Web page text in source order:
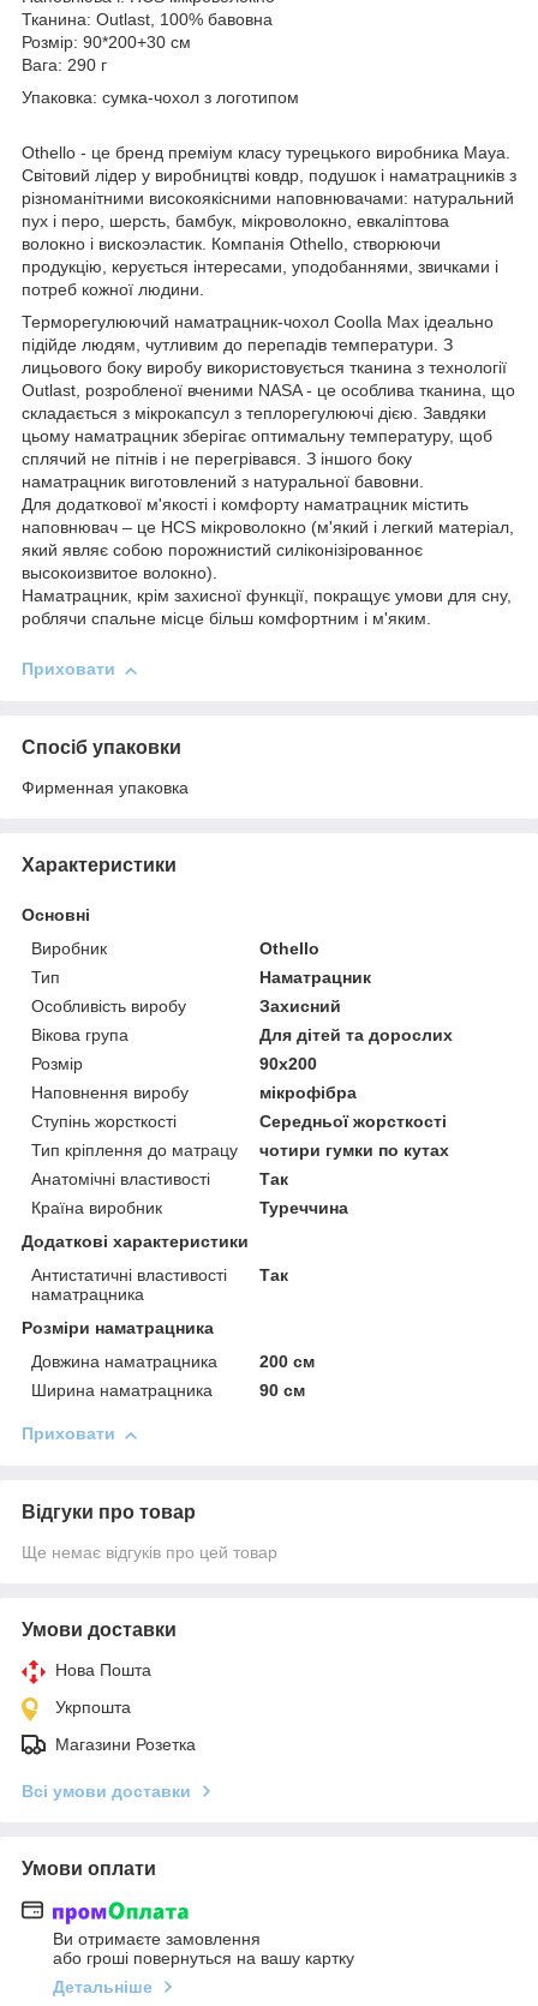
Тканина: Outlast, 100% бавовна
Розмір: 90*200+30 см
Вага: 290 г
Упаковка: сумка-чохол з логотипом
Othello - це бренд преміум класу турецького виробника Maya.
Світовий лідер у виробництві ковдр, подушок і наматрацників з
різноманітними високоякісними наповнювачами: натуральний
пух і перо, шерсть, бамбук, мікроволокно, евкаліптова
волокно і вискоэластик. Компанія Othello, створюючи
продукцію, керується інтересами, уподобаннями, звичками і
потреб кожної людини.
Терморегулюючий наматрацник-чохол Coolla Max ідеально
підійде людям, чутливим до перепадів температури. З
лицьового боку виробу використовується тканина з технології
Outlast, розробленої вченими NASA - це особлива тканина, що
складається з мікрокапсул з теплорегулюючі дією. Завдяки
цьому наматрацник зберігає оптимальну температуру, щоб
сплячий не пітнів і не перегрівався. З іншого боку
наматрацник виготовлений з натуральної бавовни.
Для додаткової м'якості і комфорту наматрацник містить
наповнювач – це HCS мікроволокно (м'який і легкий матеріал,
який являє собою порожнистий силіконізірованноє
высокоизвитое волокно).
Наматрацник, крім захисної функції, покращує умови для сну,
роблячи спальне місце більш комфортним і м'яким.
Приховати
Спосіб упаковки
Фирменная упаковка
Характеристики
Основні
Виробник
Othello
Тип
Наматрацник
Особливість виробу
Захисний
Вікова група
Для дітей та дорослих
Розмір
90x200
Наповнення виробу
мікрофібра
Ступінь жорсткості
Середньої жорсткості
Тип кріплення до матрацу
чотири гумки по кутах
Анатомічні властивості
Так
Країна виробник
Туреччина
Додаткові характеристики
Антистатичні властивості
наматрацника
Так
Розміри наматрацника
Довжина наматрацника
200 см
Ширина наматрацника
90 см
Приховати
Відгуки про товар
Ще немає відгуків про цей товар
Умови доставки
Нова Пошта
Укрпошта
Магазини Розетка
Всі умови доставки
Умови оплати
Ви отримаєте замовлення
або гроші повернуться на вашу картку
Детальніше